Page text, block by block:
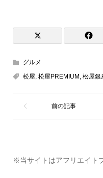
グルメ
松屋, 松屋PREMIUM , 松屋銀
※当サイトはアフリエイト